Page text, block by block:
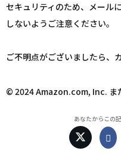
セキュリティのため、メール
しないようご注意ください。
ご不明点がございましたら、
© 2024 Amazon.com, Inc. ま
あなたからこの